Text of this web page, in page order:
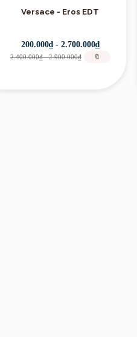
Versace - Eros EDT
200.000₫ - 2.700.000₫
2.400.000₫ - 2.900.000₫ 🔖